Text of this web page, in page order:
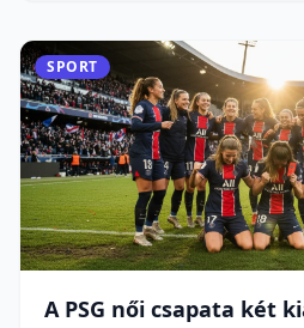
SPORT
A PSG női csapata két